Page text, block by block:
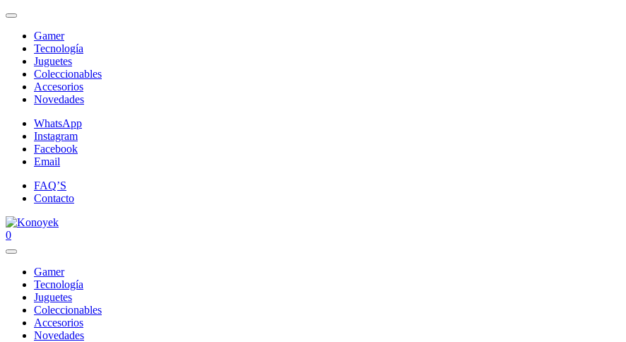
Gamer
Tecnología
Juguetes
Coleccionables
Accesorios
Novedades
WhatsApp
Instagram
Facebook
Email
FAQ’S
Contacto
0
Gamer
Tecnología
Juguetes
Coleccionables
Accesorios
Novedades